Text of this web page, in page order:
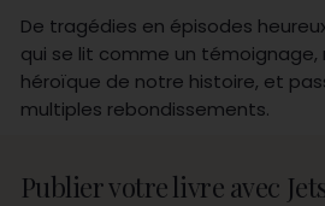
De tragédies en épisodes
qui se lit comme un témoignage,
héroïque de notre histoire, et
multiples rebondissements.
Publier votre livre avec